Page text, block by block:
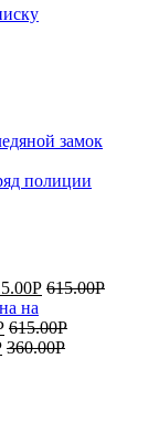
замок
полиции
Р 615.00Р
на
615.00Р
360.00Р